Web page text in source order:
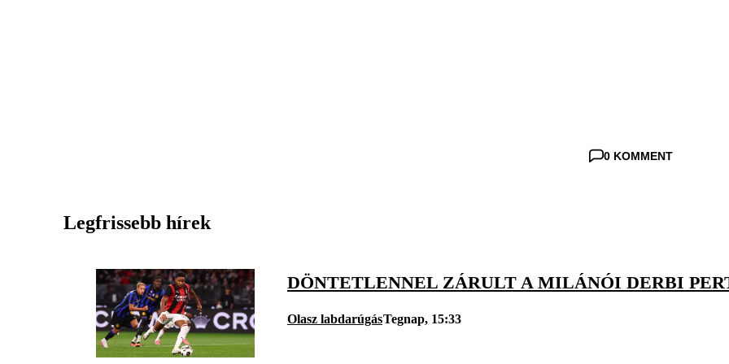
0 KOMMENT
Legfrissebb hírek
DÖNTETLENNEL ZÁRULT A MILÁNÓI DERBI
Olasz labdarúgásTegnap, 15:33